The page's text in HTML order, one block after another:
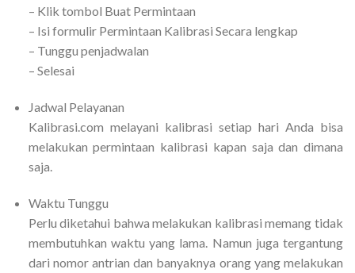
– Klik tombol Buat Permintaan
– Isi formulir Permintaan Kalibrasi Secara lengkap
– Tunggu penjadwalan
– Selesai
Jadwal Pelayanan
Kalibrasi.com melayani kalibrasi setiap hari Anda bisa
melakukan permintaan kalibrasi kapan saja dan dimana
saja.
Waktu Tunggu
Perlu diketahui bahwa melakukan kalibrasi memang tidak
membutuhkan waktu yang lama. Namun juga tergantung
dari nomor antrian dan banyaknya orang yang melakukan